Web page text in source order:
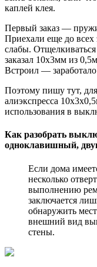
каплей клея.
Первый заказ —
Приехали еще до
слабы.
заказал 10х3мм из
Встроил —
Поэтому пишу тут,
алиэкспресса
использования в
Как разобрать
одноклавишный,
Если дома
несколько
выполнению
заключается
обнаружить
внешний вид
стены.